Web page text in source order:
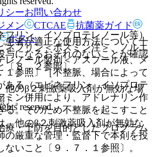
リン、イソプロテレノール等）
ネフリン＜ボスミン注＞、ノルエ
レノール製剤＜アスプール液、メ
１参照〕［不整脈、場合によって
ある（エピネフリン、イソプロテ
ミン併用により、アドレナリン作
る。そのため不整脈を起こすこと
者が適正な使用方法について十
与になるおそれのないことが確認
〔８．２参照〕。
のβ２刺激薬吸入剤が無効な場
〕。
他のβ２刺激薬吸入剤が無効な
の厳重な管理・監督下で本剤を投
いこと〔９．７．１参照〕。
シーお問い合わせ
メン CTCAE
抗菌薬ガイド
ポスト
reserved.
・予防を目的としたプログラム